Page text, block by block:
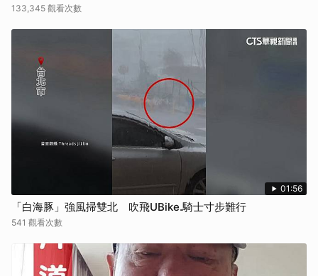
133,345 觀看次數
01:56
「白海豚」強風掃雙北 吹飛UBike.騎士寸步難行
541 觀看次數